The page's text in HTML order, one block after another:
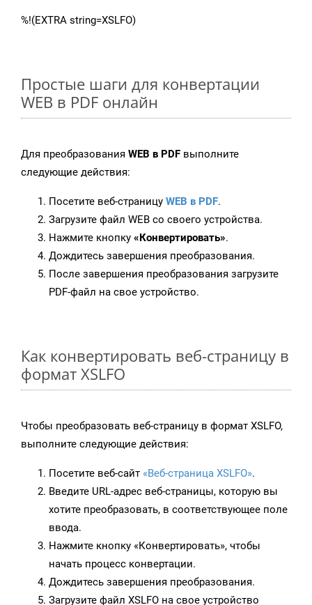
%!(EXTRA string=XSLFO)
Простые шаги для конвертации
WEB в PDF онлайн
Для преобразования WEB в PDF выполните
следующие действия:
Посетите веб-страницу WEB в PDF.
Загрузите файл WEB со своего устройства.
Нажмите кнопку «Конвертировать».
Дождитесь завершения преобразования.
После завершения преобразования загрузите
PDF-файл на свое устройство.
Как конвертировать веб-страницу в
формат XSLFO
Чтобы преобразовать веб-страницу в формат XSLFO,
выполните следующие действия:
Посетите веб-сайт «Веб-страница XSLFO».
Введите URL-адрес веб-страницы, которую вы
хотите преобразовать, в соответствующее поле
ввода.
Нажмите кнопку «Конвертировать», чтобы
начать процесс конвертации.
Дождитесь завершения преобразования.
Загрузите файл XSLFO на свое устройство